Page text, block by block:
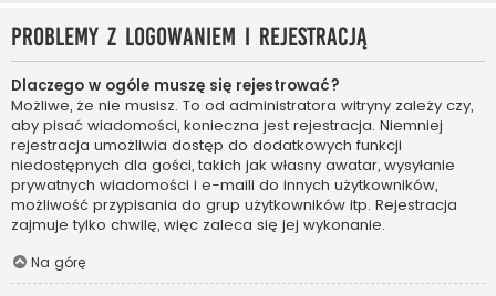
Problemy z logowaniem i rejestracją
Dlaczego w ogóle muszę się rejestrować?
Możliwe, że nie musisz. To od administratora witryny zależy czy,
aby pisać wiadomości, konieczna jest rejestracja. Niemniej
rejestracja umożliwia dostęp do dodatkowych funkcji
niedostępnych dla gości, takich jak własny awatar, wysyłanie
prywatnych wiadomości i e-maili do innych użytkowników,
możliwość przypisania do grup użytkowników itp. Rejestracja
zajmuje tylko chwilę, więc zaleca się jej wykonanie.
Na górę